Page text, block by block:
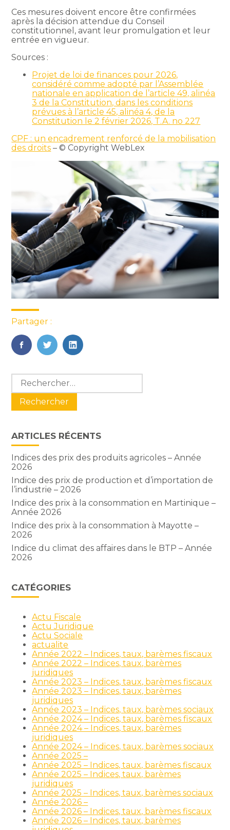
Ces mesures doivent encore être confirmées
après la décision attendue du Conseil
constitutionnel, avant leur promulgation et leur
entrée en vigueur.
Sources :
Projet de loi de finances pour 2026,
considéré comme adopté par l’Assemblée
nationale en application de l’article 49, alinéa
3 de la Constitution, dans les conditions
prévues à l’article 45, alinéa 4, de la
Constitution le 2 février 2026, T.A. no 227
CPF : un encadrement renforcé de la mobilisation
des droits – © Copyright WebLex
Partager :
FaceBook
TwitterLinkedIn
Blog
sidebar
Rechercher :
ARTICLES RÉCENTS
Indices des prix des produits agricoles – Année
2026
Indice des prix de production et d’importation de
l’industrie – 2026
Indice des prix à la consommation en Martinique –
Année 2026
Indice des prix à la consommation à Mayotte –
2026
Indice du climat des affaires dans le BTP – Année
2026
CATÉGORIES
Actu Fiscale
Actu Juridique
Actu Sociale
actualite
Année 2022 – Indices, taux, barèmes fiscaux
Année 2022 – Indices, taux, barèmes
juridiques
Année 2023 – Indices, taux, barèmes fiscaux
Année 2023 – Indices, taux, barèmes
juridiques
Année 2023 – Indices, taux, barèmes sociaux
Année 2024 – Indices, taux, barèmes fiscaux
Année 2024 – Indices, taux, barèmes
juridiques
Année 2024 – Indices, taux, barèmes sociaux
Année 2025 –
Année 2025 – Indices, taux, barèmes fiscaux
Année 2025 – Indices, taux, barèmes
juridiques
Année 2025 – Indices, taux, barèmes sociaux
Année 2026 –
Année 2026 – Indices, taux, barèmes fiscaux
Année 2026 – Indices, taux, barèmes